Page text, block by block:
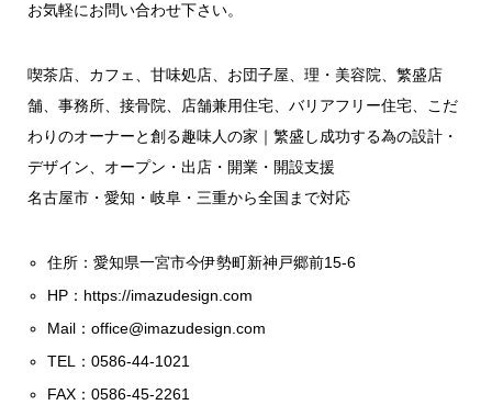
お気軽にお問い合わせ下さい。
喫茶店、カフェ、甘味処店、お団子屋、理・美容院、繁盛店
舗、事務所、接骨院、店舗兼用住宅、バリアフリー住宅、こだ
わりのオーナーと創る趣味人の家｜繁盛し成功する為の設計・
デザイン、オープン・出店・開業・開設支援
名古屋市・愛知・岐阜・三重から全国まで対応
住所：愛知県一宮市今伊勢町新神戸郷前15-6
HP： https://imazudesign.com
Mail：office@imazudesign.com
TEL：0586-44-1021
FAX：0586-45-2261